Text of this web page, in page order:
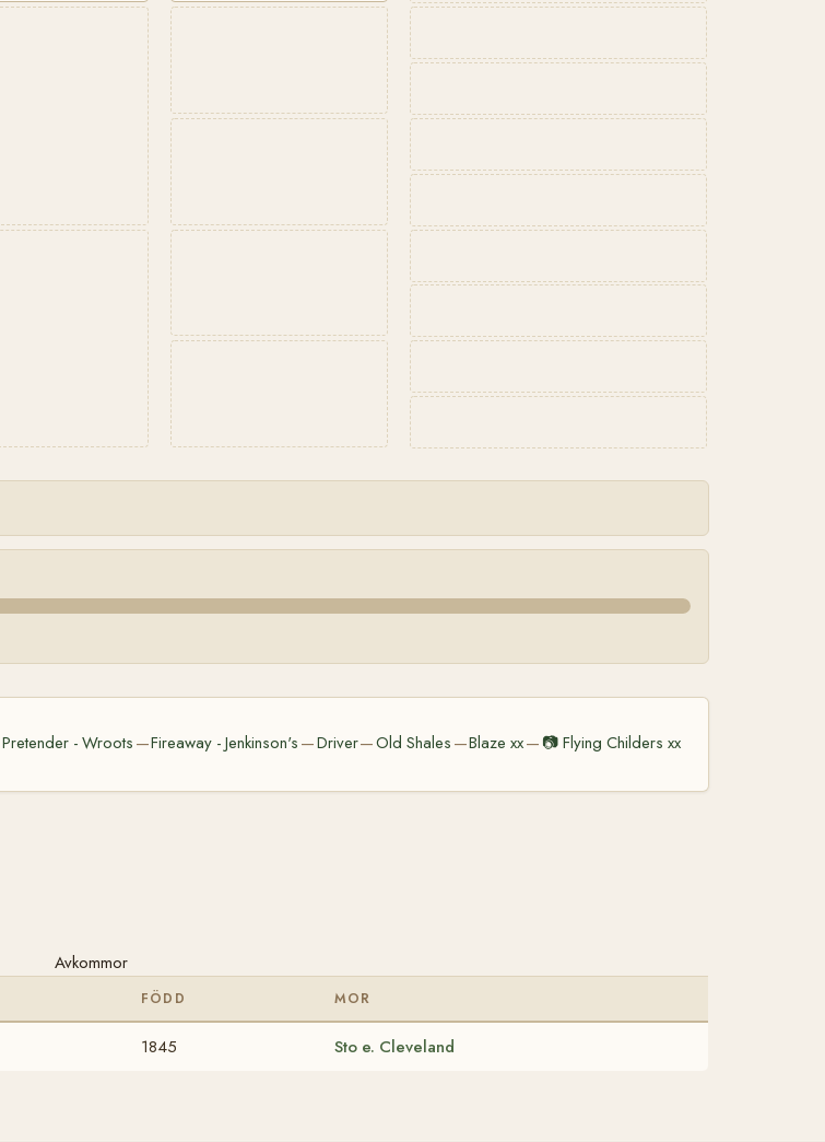
Pretender - Wroots —Fireaway - Jenkinson's —Driver—Old Shales —Blaze xx— 📷Flying Childers xx
Avkommor
FÖDD MOR
1845 Sto e. Cleveland